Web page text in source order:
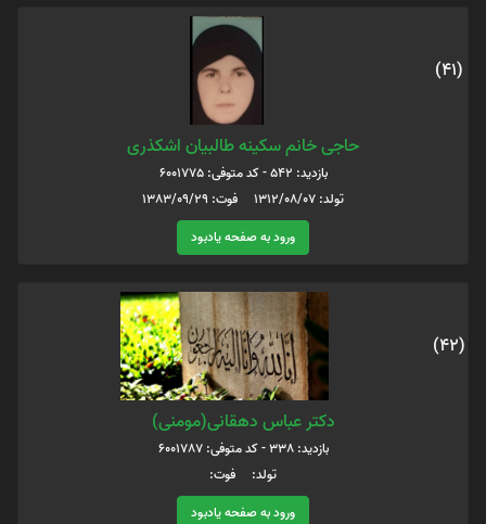
(41)
حاجی خانم سکینه طالبیان اشکذری
بازدید: 542 - کد متوفی: 6001775
تولد: 1312/08/07 فوت: 1383/09/29
ورود به صفحه یادبود
(42)
دکتر عباس دهقانی(مومنی)
بازدید: 338 - کد متوفی: 6001787
تولد: فوت:
ورود به صفحه یادبود